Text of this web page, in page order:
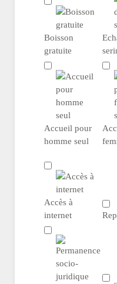
Boisson
gratuite
Accueil pour
homme seul
Accès à
internet